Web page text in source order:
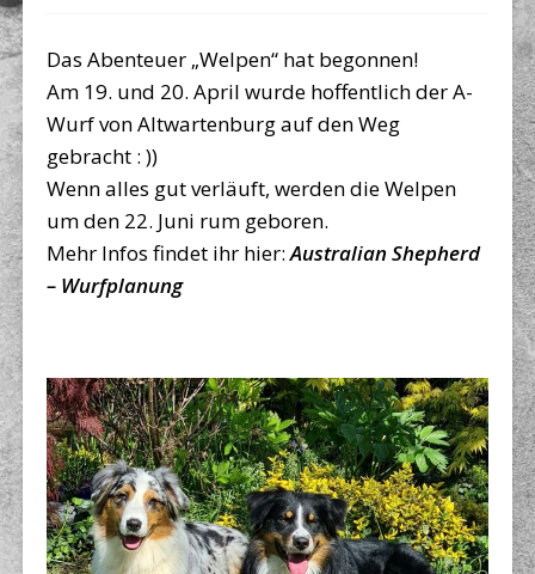
Das Abenteuer „Welpen“ hat begonnen!
Am 19. und 20. April wurde hoffentlich der A-
Wurf von Altwartenburg auf den Weg
gebracht : ))
Wenn alles gut verläuft, werden die Welpen
um den 22. Juni rum geboren.
Mehr Infos findet ihr hier:Australian Shepherd
– Wurfplanung